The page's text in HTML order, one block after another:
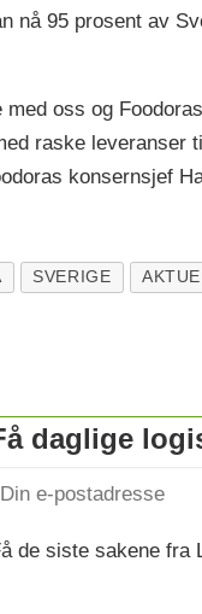
nå 95 prosent av
oss og
raske
konsernsjef
SVERIGE
daglige
de siste sakene fra